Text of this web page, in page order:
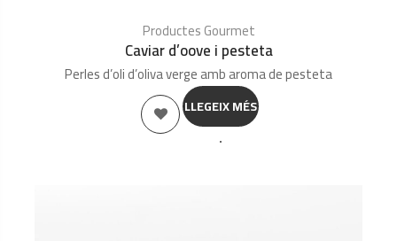
Productes Gourmet
Caviar d’oove i pesteta
Perles d’oli d’oliva verge amb aroma de pesteta
LLEGEIX MÉS